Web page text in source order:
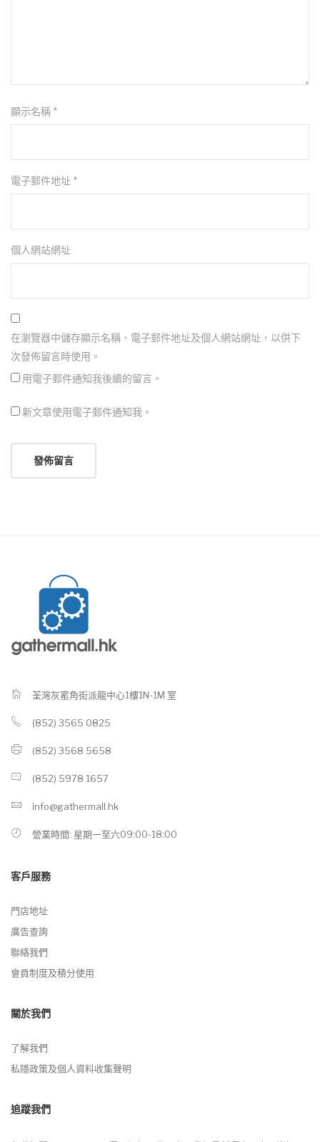
顯示名稱 *
電子郵件地址 *
個人網站網址
在瀏覽器中儲存顯示名稱、電子郵件地址及個人網站網址，以供下
次發佈留言時使用。
用電子郵件通知我後續的留言。
新文章使用電子郵件通知我。
荃灣灰窰角街派龍中心1樓1N-1M 室
(852) 3565 0825
(852) 3568 5658
(852) 5978 1657
info@gathermall.hk
營業時間: 星期一至六09:00-18:00
客戶服務
門店地址
廣告查詢
聯絡我們
會員制度及積分使用
關於我們
了解我們
私隱政策及個人資料收集聲明
追蹤我們